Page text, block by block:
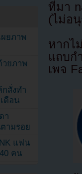
ที่มา
(ไม่อ
หากไ
แถบก
เพจ
ยภาพ
ยภาพ
กสั่งทำ
ดือน
า
ามรอย
แฟน
คน